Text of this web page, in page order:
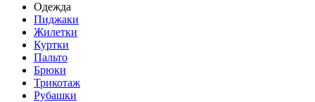
Одежда
Пиджаки
Жилетки
Куртки
Пальто
Брюки
Трикотаж
Рубашки